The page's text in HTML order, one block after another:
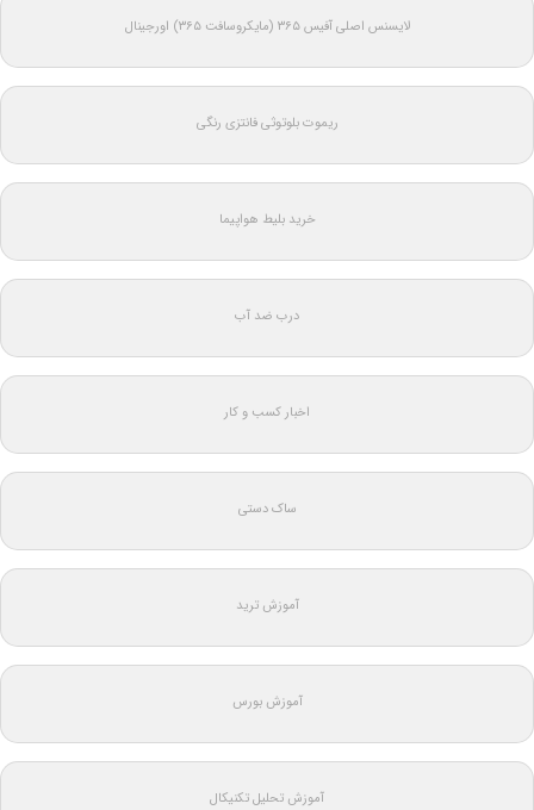
لایسنس اصلی آفیس ۳۶۵ (مایکروسافت ۳۶۵) اورجینال
ریموت بلوتوثی فانتزی رنگی
خرید بلیط هواپیما
درب ضد آب
اخبار کسب و کار
ساک دستی
آموزش ترید
آموزش بورس
آموزش تحلیل تکنیکال